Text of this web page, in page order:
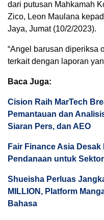
dari putusan Mahkamah
Zico, Leon Maulana
Jaya, Jumat (10/2/2023).
“Angel barusan diperiksa
terkait dengan laporan
Baca Juga:
Cision Raih MarTech
Pemantauan dan
Siaran Pers, dan AEO
Fair Finance Asia
Pendanaan untuk
Shueisha Perluas
MILLION, Platform
Bahasa